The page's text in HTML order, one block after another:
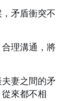
矛盾衝突不
理溝通，將
妻之間的矛
來都不相